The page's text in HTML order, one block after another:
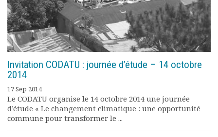
Invitation CODATU : journée d’étude – 14 octobre
2014
17 Sep 2014
Le CODATU organise le 14 octobre 2014 une journée
d’étude « Le changement climatique : une opportunité
commune pour transformer le ...